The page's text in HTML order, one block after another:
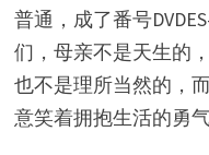
普通，成了番号
们，母亲不是天生的
也不是理所当然的，
意笑着拥抱生活的勇气